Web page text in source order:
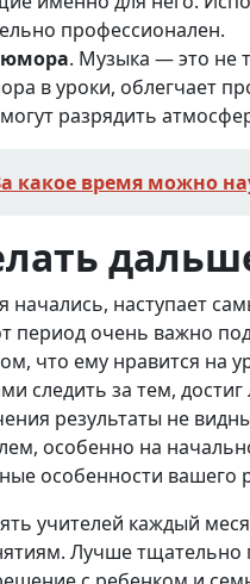
профессионален.
юмора. Музыка — это не
в уроки, облегчает
разрядить
какое время можно
начались, наступает
период очень важно
что ему нравится на
следить за тем,
результаты не
особенно на
особенности вашего
учителей каждый
Лучше